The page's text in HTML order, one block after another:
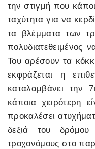
την στιγμή που
ταχύτητα για να
τα βλέμματα των
πολυδιατεθειμένος
Του αρέσουν τα
εκφράζεται η
καταλαμβάνει την
κάποια χειρότερη
προκαλέσει
δεξιά του
τροχονόμους στο